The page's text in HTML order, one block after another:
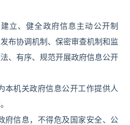
立、健全政府信息主动公开制
布协调机制、保密审查机制和监
、有序、规范开展政府信息公开
本机关政府信息公开工作提供人
府信息，不得危及国家安全、公